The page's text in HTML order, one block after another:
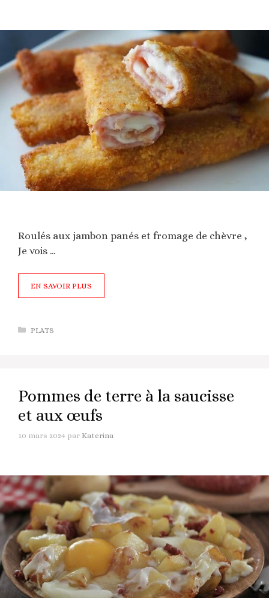
Roulés aux jambon panés et fromage de chèvre ,
Je vois …
EN SAVOIR PLUS
Catégories
PLATS
Pommes de terre à la saucisse
et aux œufs
10 mars 2024 par Katerina